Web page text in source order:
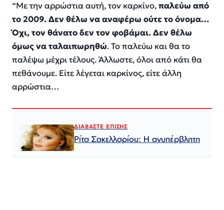
“Με την αρρώστια αυτή, τον καρκίνο,παλεύω από
το 2009. Δεν θέλω να αναφέρω ούτε το όνομα…
Όχι, τον θάνατο δεν τον φοβάμαι. Δεν θέλω
όμως να ταλαιπωρηθώ. Το παλεύω και θα το
παλέψω μέχρι τέλους. Άλλωστε, όλοι από κάτι θα
πεθάνουμε. Είτε λέγεται καρκίνος, είτε άλλη
αρρώστια…
ΔΙΑΒΑΣΤΕ ΕΠΙΣΗΣ
Ρίτα Σακελλαρίου: Η ανυπέρβλητη